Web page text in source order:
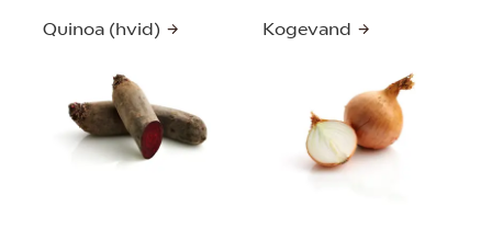
Quinoa (hvid) Kogevand